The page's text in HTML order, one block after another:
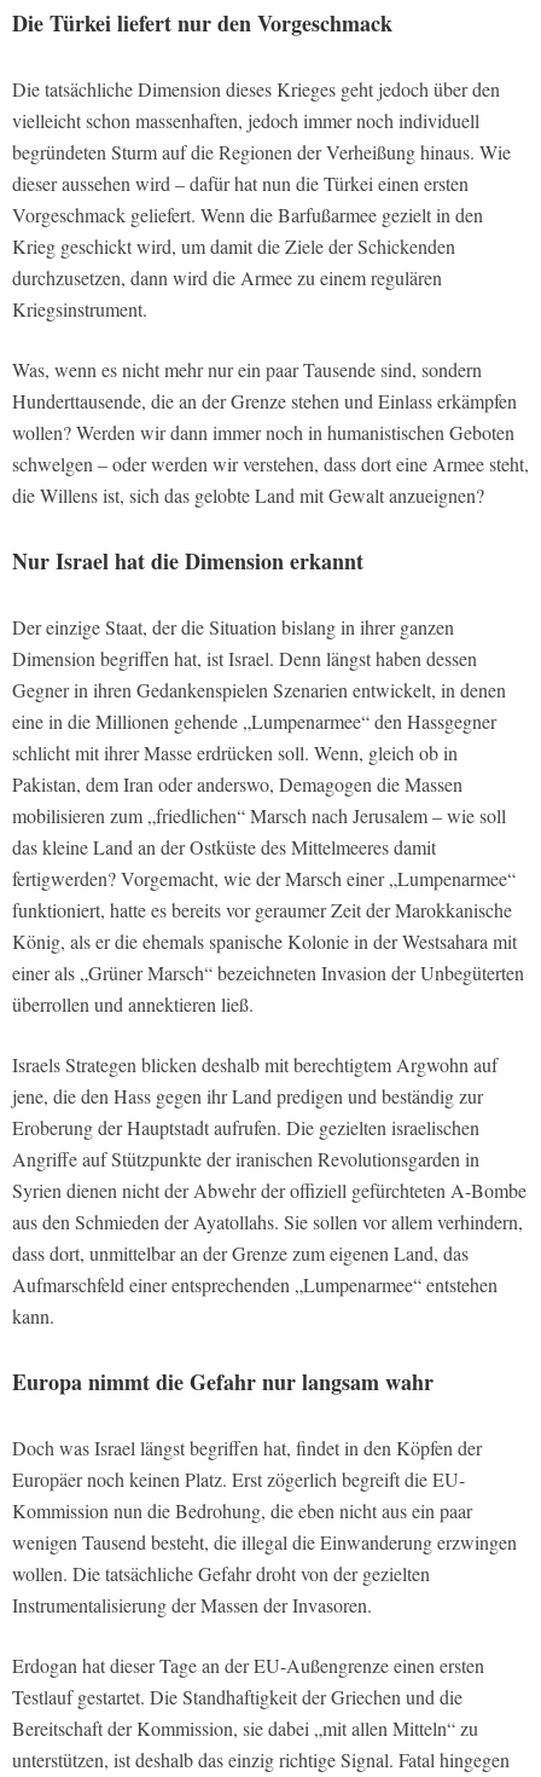
Die Türkei liefert nur den Vorgeschmack
Die tatsächliche Dimension dieses Krieges geht jedoch über den
vielleicht schon massenhaften, jedoch immer noch individuell
begründeten Sturm auf die Regionen der Verheißung hinaus. Wie
dieser aussehen wird – dafür hat nun die Türkei einen ersten
Vorgeschmack geliefert. Wenn die Barfußarmee gezielt in den
Krieg geschickt wird, um damit die Ziele der Schickenden
durchzusetzen, dann wird die Armee zu einem regulären
Kriegsinstrument.
Was, wenn es nicht mehr nur ein paar Tausende sind, sondern
Hunderttausende, die an der Grenze stehen und Einlass erkämpfen
wollen? Werden wir dann immer noch in humanistischen Geboten
schwelgen – oder werden wir verstehen, dass dort eine Armee steht,
die Willens ist, sich das gelobte Land mit Gewalt anzueignen?
Nur Israel hat die Dimension erkannt
Der einzige Staat, der die Situation bislang in ihrer ganzen
Dimension begriffen hat, ist Israel. Denn längst haben dessen
Gegner in ihren Gedankenspielen Szenarien entwickelt, in denen
eine in die Millionen gehende „Lumpenarmee“ den Hassgegner
schlicht mit ihrer Masse erdrücken soll. Wenn, gleich ob in
Pakistan, dem Iran oder anderswo, Demagogen die Massen
mobilisieren zum „friedlichen“ Marsch nach Jerusalem – wie soll
das kleine Land an der Ostküste des Mittelmeeres damit
fertigwerden? Vorgemacht, wie der Marsch einer „Lumpenarmee“
funktioniert, hatte es bereits vor geraumer Zeit der Marokkanische
König, als er die ehemals spanische Kolonie in der Westsahara mit
einer als „Grüner Marsch“ bezeichneten Invasion der Unbegüterten
überrollen und annektieren ließ.
Israels Strategen blicken deshalb mit berechtigtem Argwohn auf
jene, die den Hass gegen ihr Land predigen und beständig zur
Eroberung der Hauptstadt aufrufen. Die gezielten israelischen
Angriffe auf Stützpunkte der iranischen Revolutionsgarden in
Syrien dienen nicht der Abwehr der offiziell gefürchteten A-Bombe
aus den Schmieden der Ayatollahs. Sie sollen vor allem verhindern,
dass dort, unmittelbar an der Grenze zum eigenen Land, das
Aufmarschfeld einer entsprechenden „Lumpenarmee“ entstehen
kann.
Europa nimmt die Gefahr nur langsam wahr
Doch was Israel längst begriffen hat, findet in den Köpfen der
Europäer noch keinen Platz. Erst zögerlich begreift die EU-
Kommission nun die Bedrohung, die eben nicht aus ein paar
wenigen Tausend besteht, die illegal die Einwanderung erzwingen
wollen. Die tatsächliche Gefahr droht von der gezielten
Instrumentalisierung der Massen der Invasoren.
Erdogan hat dieser Tage an der EU-Außengrenze einen ersten
Testlauf gestartet. Die Standhaftigkeit der Griechen und die
Bereitschaft der Kommission, sie dabei „mit allen Mitteln“ zu
unterstützen, ist deshalb das einzig richtige Signal. Fatal hingegen